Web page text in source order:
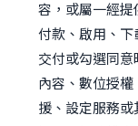
容，或屬一經提
付款、啟用、
交付或勾選同
內容、數位授
援、設定服務